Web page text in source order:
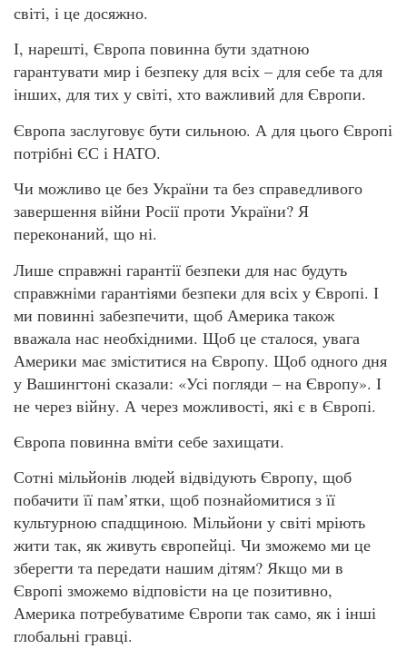
світі, і це досяжно.
І, нарешті, Європа повинна бути здатною
гарантувати мир і безпеку для всіх – для себе та для
інших, для тих у світі, хто важливий для Європи.
Європа заслуговує бути сильною. А для цього Європі
потрібні ЄС і НАТО.
Чи можливо це без України та без справедливого
завершення війни Росії проти України? Я
переконаний, що ні.
Лише справжні гарантії безпеки для нас будуть
справжніми гарантіями безпеки для всіх у Європі. І
ми повинні забезпечити, щоб Америка також
вважала нас необхідними. Щоб це сталося, увага
Америки має зміститися на Європу. Щоб одного дня
у Вашингтоні сказали: «Усі погляди – на Європу». І
не через війну. А через можливості, які є в Європі.
Європа повинна вміти себе захищати.
Сотні мільйонів людей відвідують Європу, щоб
побачити її пам’ятки, щоб познайомитися з її
культурною спадщиною. Мільйони у світі мріють
жити так, як живуть європейці. Чи зможемо ми це
зберегти та передати нашим дітям? Якщо ми в
Європі зможемо відповісти на це позитивно,
Америка потребуватиме Європи так само, як і інші
глобальні гравці.